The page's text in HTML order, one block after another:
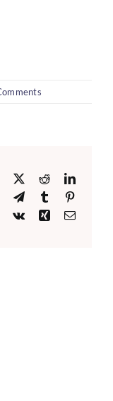
Facebook
X Reddit
WhatsApp
TelegramTumblr
Vk
XingEmail